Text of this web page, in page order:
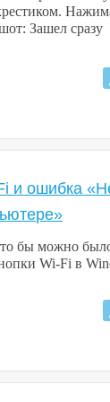
Зашел сразу
и ошибка
бы можно
Wi-Fi в